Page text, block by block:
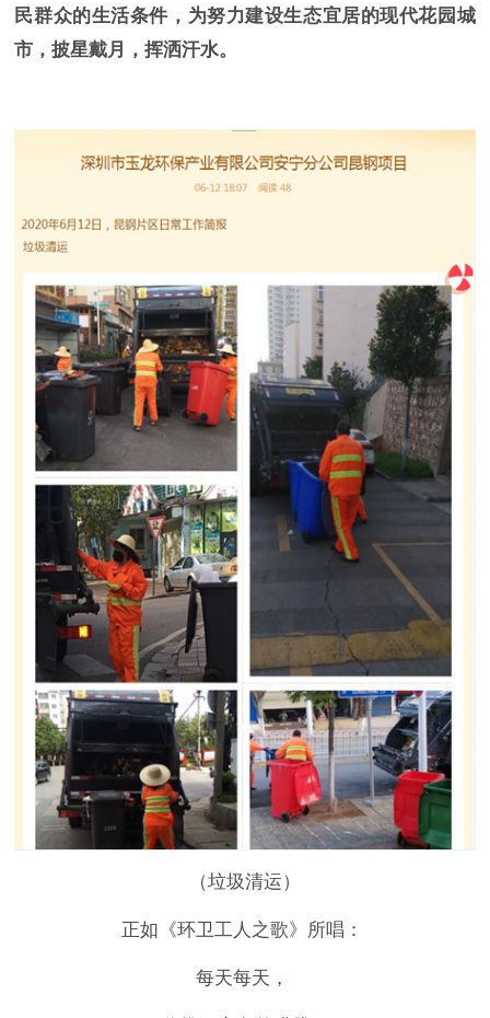
民群众的生活条件，为努力建设生态宜居的现代花园城
市，披星戴月，挥洒汗水。
（垃圾清运）
正如《环卫工人之歌》所唱：
每天每天，